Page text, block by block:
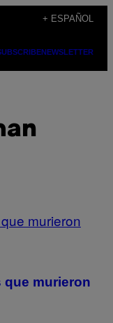
+ ESPAÑOL
NEWSLETTER
que murieron